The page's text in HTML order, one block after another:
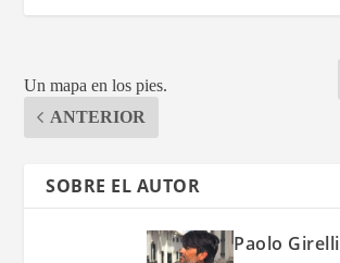
Un mapa en los pies.
ANTERIOR
SOBRE EL AUTOR
Paolo Girelli